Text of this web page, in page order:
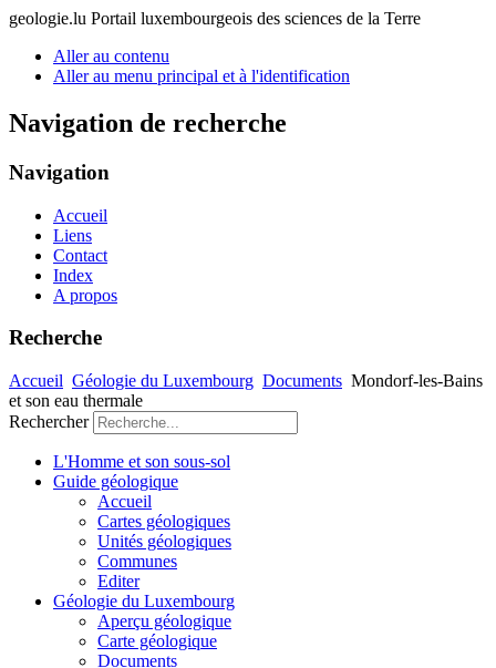
geologie.lu Portail luxembourgeois des sciences de la Terre
Aller au contenu
Aller au menu principal et à l'identification
Navigation de recherche
Navigation
Accueil
Liens
Contact
Index
A propos
Recherche
Accueil Géologie du Luxembourg Documents Mondorf-les-Bains
et son eau thermale
Rechercher
L'Homme et son sous-sol
Guide géologique
Accueil
Cartes géologiques
Unités géologiques
Communes
Editer
Géologie du Luxembourg
Aperçu géologique
Carte géologique
Documents